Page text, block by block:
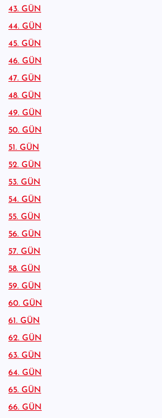
43. GÜN
44. GÜN
45. GÜN
46. GÜN
47. GÜN
48. GÜN
49. GÜN
50. GÜN
51. GÜN
52. GÜN
53. GÜN
54. GÜN
55. GÜN
56. GÜN
57. GÜN
58. GÜN
59. GÜN
60. GÜN
61. GÜN
62. GÜN
63. GÜN
64. GÜN
65. GÜN
66. GÜN